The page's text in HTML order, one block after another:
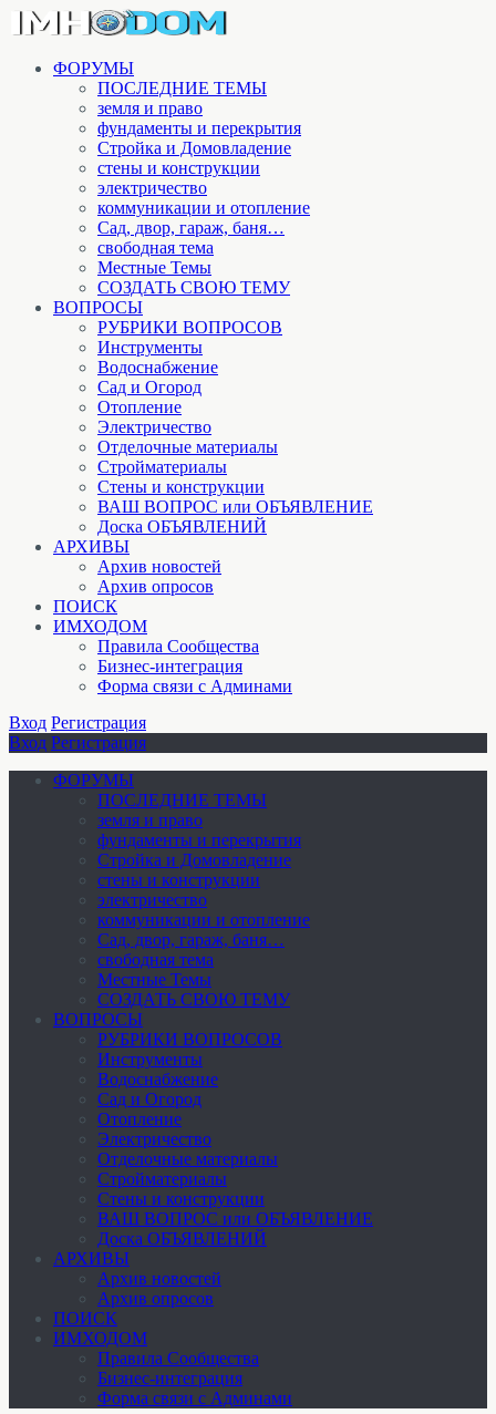
ФОРУМЫ
ПОСЛЕДНИЕ ТЕМЫ
земля и право
фундаменты и перекрытия
Стройка и Домовладение
стены и конструкции
электричество
коммуникации и отопление
Cад, двор, гараж, баня…
свободная тема
Местные Темы
СОЗДАТЬ СВОЮ ТЕМУ
ВОПРОСЫ
РУБРИКИ ВОПРОСОВ
Инструменты
Водоснабжение
Сад и Огород
Отопление
Электричество
Отделочные материалы
Стройматериалы
Стены и конструкции
ВАШ ВОПРОС или ОБЪЯВЛЕНИЕ
Доска ОБЪЯВЛЕНИЙ
АРХИВЫ
Архив новостей
Архив опросов
ПОИСК
ИМХОДОМ
Правила Сообщества
Бизнес-интеграция
Форма связи с Админами
Вход Регистрация
Вход Регистрация
ФОРУМЫ
ПОСЛЕДНИЕ ТЕМЫ
земля и право
фундаменты и перекрытия
Стройка и Домовладение
стены и конструкции
электричество
коммуникации и отопление
Cад, двор, гараж, баня…
свободная тема
Местные Темы
СОЗДАТЬ СВОЮ ТЕМУ
ВОПРОСЫ
РУБРИКИ ВОПРОСОВ
Инструменты
Водоснабжение
Сад и Огород
Отопление
Электричество
Отделочные материалы
Стройматериалы
Стены и конструкции
ВАШ ВОПРОС или ОБЪЯВЛЕНИЕ
Доска ОБЪЯВЛЕНИЙ
АРХИВЫ
Архив новостей
Архив опросов
ПОИСК
ИМХОДОМ
Правила Сообщества
Бизнес-интеграция
Форма связи с Админами